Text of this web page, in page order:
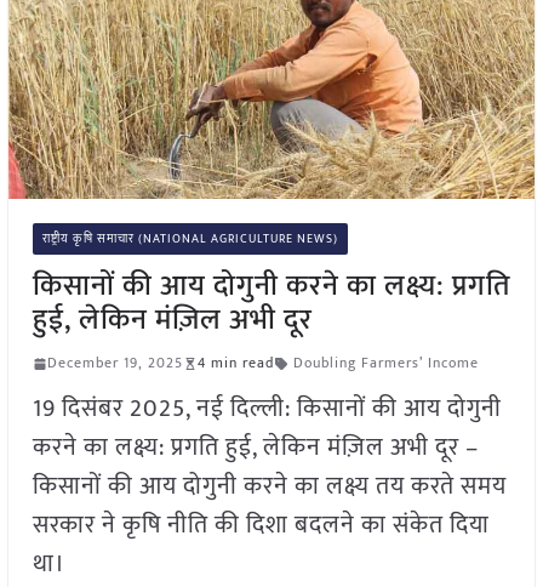
राष्ट्रीय कृषि समाचार (NATIONAL AGRICULTURE NEWS)
किसानों की आय दोगुनी करने का लक्ष्य: प्रगति
हुई, लेकिन मंज़िल अभी दूर
December 19, 2025 4 min read Doubling Farmers’ Income
19 दिसंबर 2025, नई दिल्ली: किसानों की आय दोगुनी
करने का लक्ष्य: प्रगति हुई, लेकिन मंज़िल अभी दूर –
किसानों की आय दोगुनी करने का लक्ष्य तय करते समय
सरकार ने कृषि नीति की दिशा बदलने का संकेत दिया
था।